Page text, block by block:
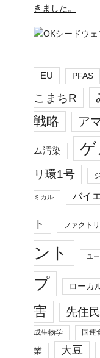
きました。
EU PFAS
こまちR
戦略
ア
ム汚染 ゲ
リ環1号
ミカル バイ
ト ファクト
ント
ユ
プ
ローカ
害
先住
成生物学 国連
業
大豆